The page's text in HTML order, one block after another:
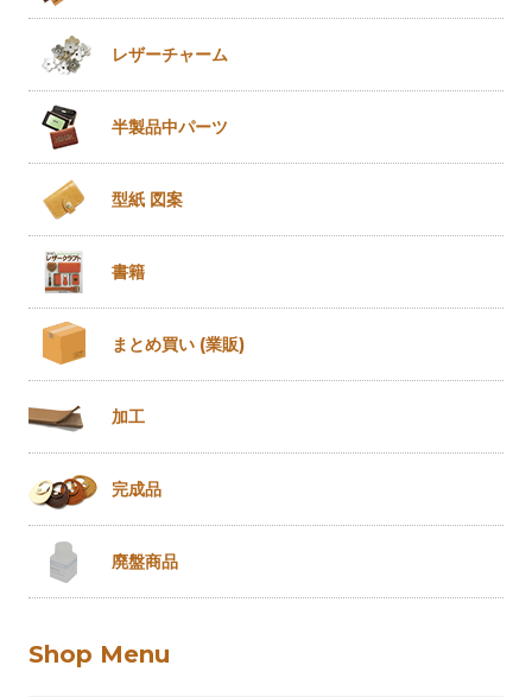
レザーチャーム
半製品中パーツ
型紙 図案
書籍
まとめ買い (業販)
加工
完成品
廃盤商品
Shop Menu